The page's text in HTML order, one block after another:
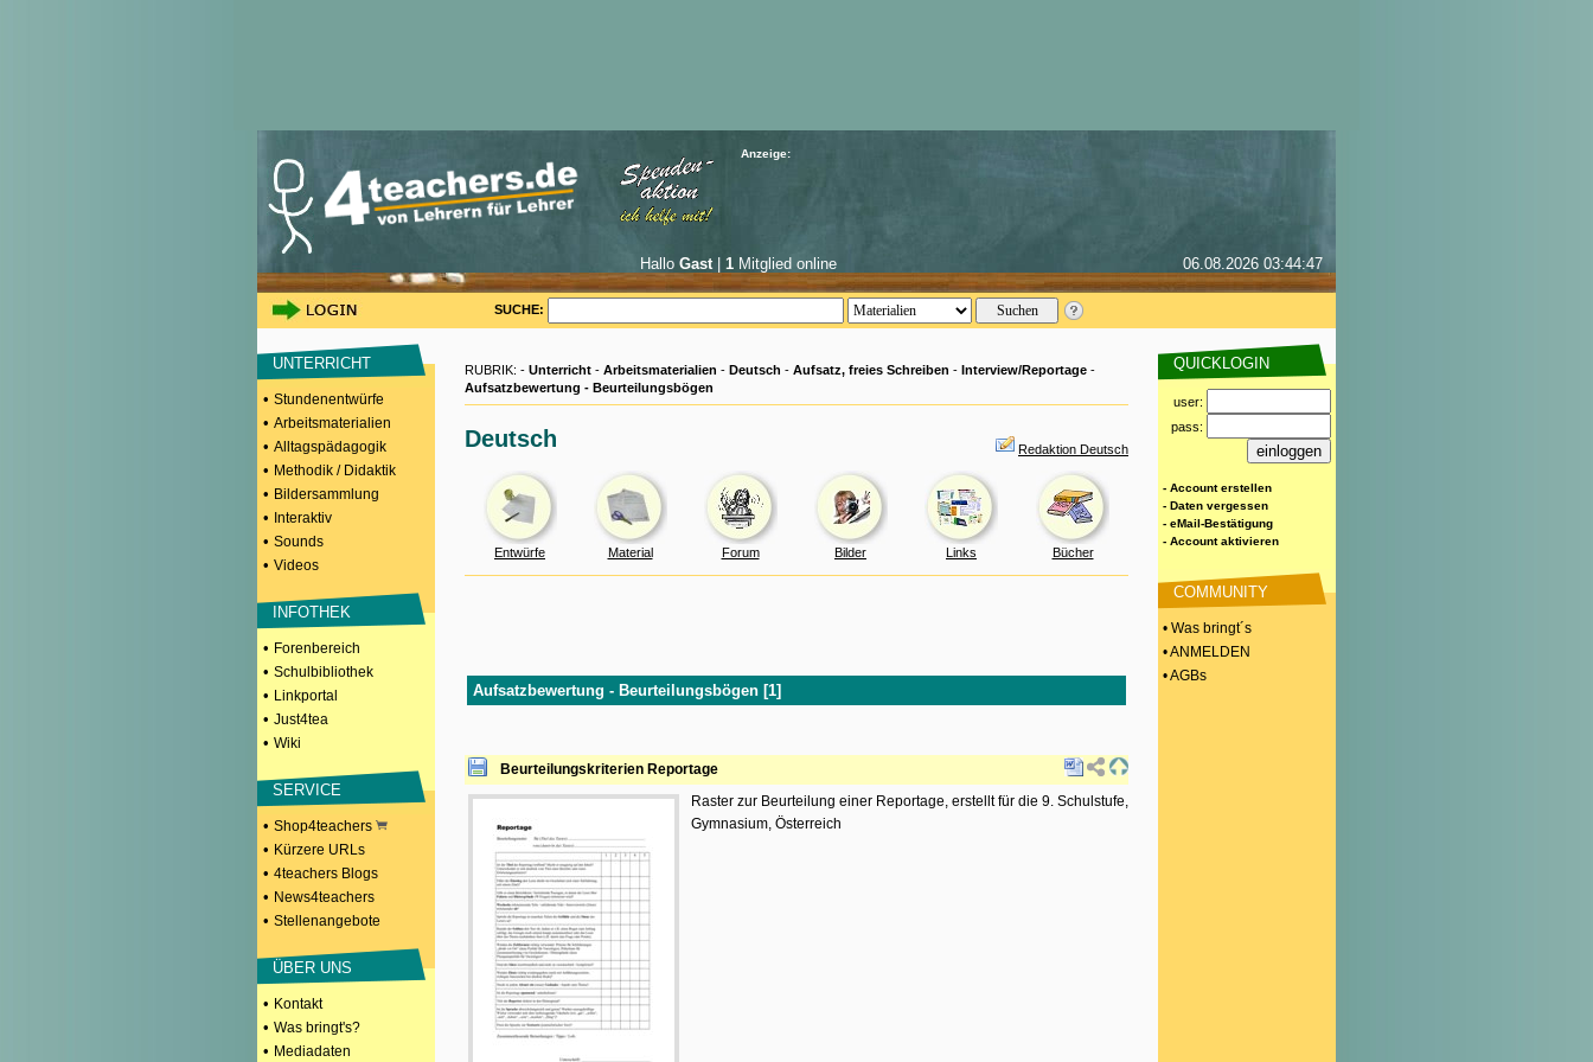
Anzeige:
Hallo Gast| 1 Mitglied online 06.08.2026 03:44:47
SUCHE:
UNTERRICHT
• Stundenentwürfe
• Arbeitsmaterialien
• Alltagspädagogik
• Methodik / Didaktik
• Bildersammlung
• Interaktiv
• Sounds
• Videos
INFOTHEK
• Forenbereich
• Schulbibliothek
• Linkportal
• Just4tea
• Wiki
SERVICE
• Shop4teachers
• Kürzere URLs
• 4teachers Blogs
• News4teachers
• Stellenangebote
ÜBER UNS
• Kontakt
• Was bringt's?
• Mediadaten
RUBRIK: - Unterricht - Arbeitsmaterialien - Deutsch - Aufsatz, freies Schreiben - Interview/Reportage -
Aufsatzbewertung - Beurteilungsbögen
Deutsch Redaktion Deutsch
Entwürfe Material Forum Bilder Links Bücher
Aufsatzbewertung - Beurteilungsbögen [1]
Beurteilungskriterien Reportage
Raster zur Beurteilung einer Reportage, erstellt für die 9. Schulstufe,
Gymnasium, Österreich
QUICKLOGIN
user:
pass:
- Account erstellen
- Daten vergessen
- eMail-Bestätigung
- Account aktivieren
COMMUNITY
• Was bringt´s
• ANMELDEN
• AGBs